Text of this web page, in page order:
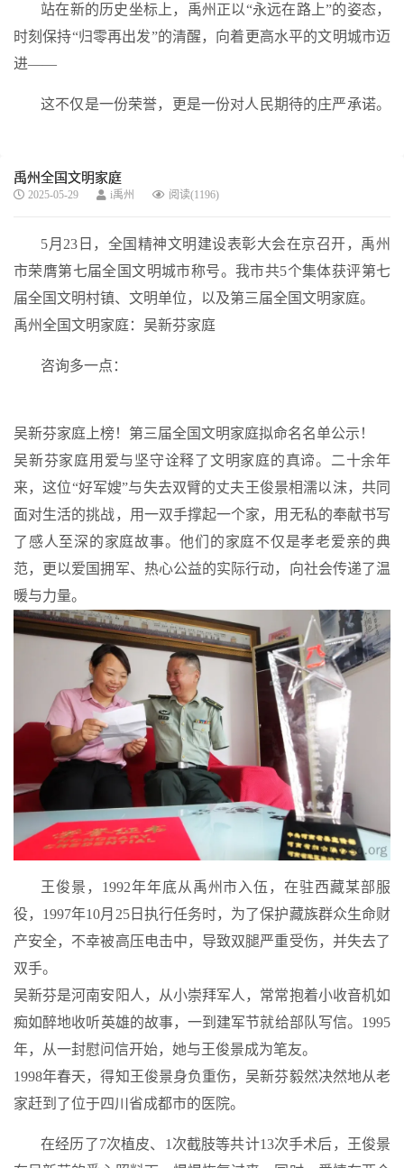
站在新的历史坐标上，禹州正以“永远在路上”的姿态，
时刻保持“归零再出发”的清醒，向着更高水平的文明城市迈
进——
这不仅是一份荣誉，更是一份对人民期待的庄严承诺。
禹州全国文明家庭
2025-05-29 i禹州 阅读(1196)
5月23日，全国精神文明建设表彰大会在京召开，禹州
市荣膺第七届全国文明城市称号。我市共5个集体获评第七
届全国文明村镇、文明单位，以及第三届全国文明家庭。
禹州全国文明家庭：吴新芬家庭
咨询多一点：
吴新芬家庭上榜！第三届全国文明家庭拟命名名单公示！
吴新芬家庭用爱与坚守诠释了文明家庭的真谛。二十余年
来，这位“好军嫂”与失去双臂的丈夫王俊景相濡以沫，共同
面对生活的挑战，用一双手撑起一个家，用无私的奉献书写
了感人至深的家庭故事。他们的家庭不仅是孝老爱亲的典
范，更以爱国拥军、热心公益的实际行动，向社会传递了温
暖与力量。
王俊景，1992年年底从禹州市入伍，在驻西藏某部服
役，1997年10月25日执行任务时，为了保护藏族群众生命财
产安全，不幸被高压电击中，导致双腿严重受伤，并失去了
双手。
吴新芬是河南安阳人，从小崇拜军人，常常抱着小收音机如
痴如醉地收听英雄的故事，一到建军节就给部队写信。1995
年，从一封慰问信开始，她与王俊景成为笔友。
1998年春天，得知王俊景身负重伤，吴新芬毅然决然地从老
家赶到了位于四川省成都市的医院。
在经历了7次植皮、1次截肢等共计13次手术后，王俊景